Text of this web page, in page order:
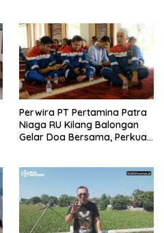
Perwira PT Pertamina Patra
Niaga RU Kilang Balongan
Gelar Doa Bersama, Perkuat